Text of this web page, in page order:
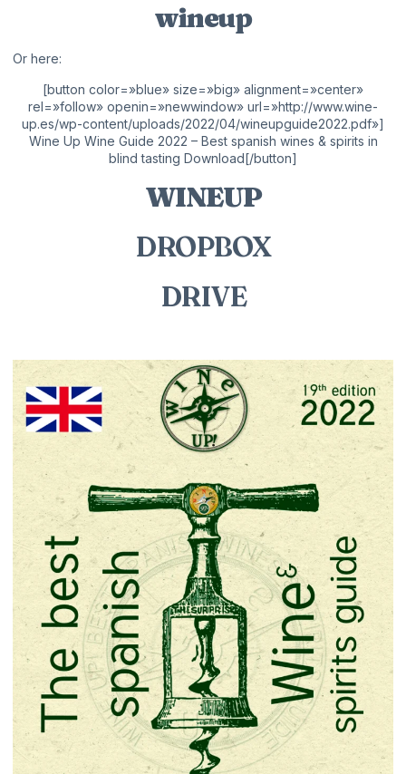
wineup
Or here:
[button color=»blue» size=»big» alignment=»center»
rel=»follow» openin=»newwindow» url=»http://www.wine-
up.es/wp-content/uploads/2022/04/wineupguide2022.pdf»]
Wine Up Wine Guide 2022 – Best spanish wines & spirits in
blind tasting Download[/button]
WINEUP
DROPBOX
DRIVE